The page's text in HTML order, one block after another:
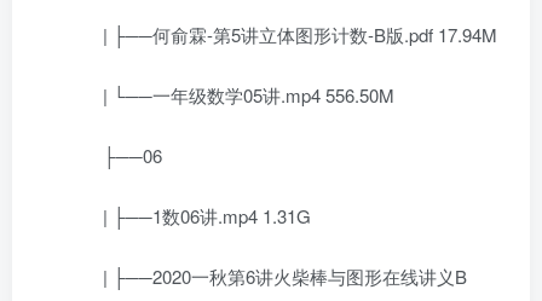
| ├──何俞霖-第5讲立体图形计数-B版.pdf 17.94M
| └──一年级数学05讲.mp4 556.50M
├──06
| ├──1数06讲.mp4 1.31G
| ├──2020一秋第6讲火柴棒与图形在线讲义B